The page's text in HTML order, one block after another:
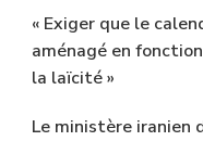
« Exiger que le
aménagé en
la laïcité »
Le ministère iranien